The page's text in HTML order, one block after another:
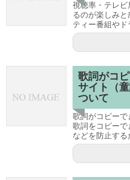
視聴率・テレ
るのが楽しみ
ティー番組や
歌詞がコ
サイト（
ついて
歌詞がコピー
歌詞をコピー
などを防止す